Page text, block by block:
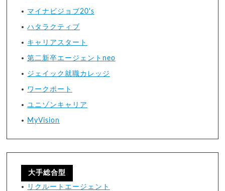
マイナビジョブ20's
ハタラクティブ
キャリアスタート
第二新卒エージェントneo
ジェイック就職カレッジ
ワークポート
ユニゾンキャリア
MyVision
大手総合型
リクルートエージェント